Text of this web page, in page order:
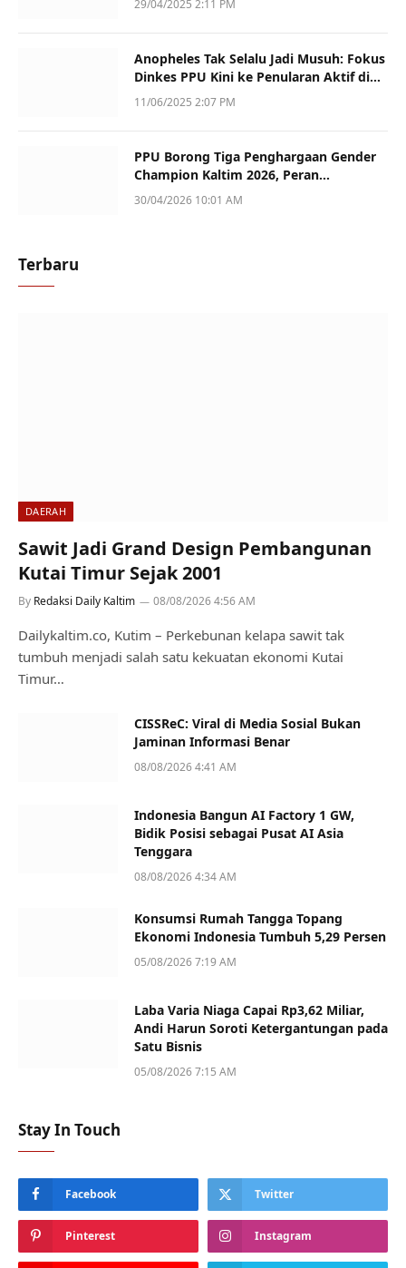
29/04/2025 2:11 PM
Anopheles Tak Selalu Jadi Musuh: Fokus
Dinkes PPU Kini ke Penularan Aktif di
Sotek
11/06/2025 2:07 PM
PPU Borong Tiga Penghargaan Gender
Champion Kaltim 2026, Peran
Perempuan Jadi Sorotan
30/04/2026 10:01 AM
Terbaru
DAERAH
Sawit Jadi Grand Design Pembangunan
Kutai Timur Sejak 2001
By Redaksi Daily Kaltim 08/08/2026 4:56 AM
Dailykaltim.co, Kutim – Perkebunan kelapa sawit tak
tumbuh menjadi salah satu kekuatan ekonomi Kutai
Timur…
CISSReC: Viral di Media Sosial Bukan
Jaminan Informasi Benar
08/08/2026 4:41 AM
Indonesia Bangun AI Factory 1 GW,
Bidik Posisi sebagai Pusat AI Asia
Tenggara
08/08/2026 4:34 AM
Konsumsi Rumah Tangga Topang
Ekonomi Indonesia Tumbuh 5,29 Persen
05/08/2026 7:19 AM
Laba Varia Niaga Capai Rp3,62 Miliar,
Andi Harun Soroti Ketergantungan pada
Satu Bisnis
05/08/2026 7:15 AM
Stay In Touch
Facebook Twitter
Pinterest Instagram